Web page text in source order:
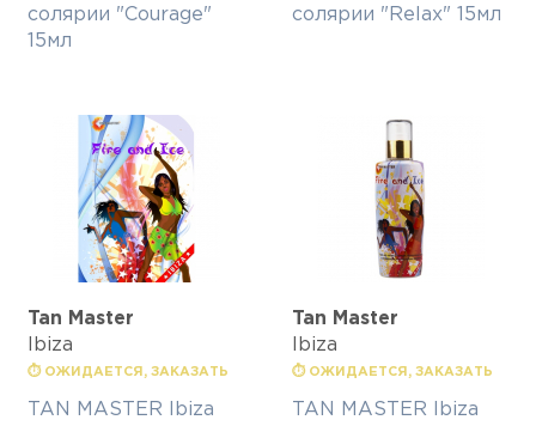
солярии "Courage"
15мл
солярии "Relax" 15мл
Tan Master
Ibiza
⏱ ОЖИДАЕТСЯ, ЗАКАЗАТЬ
TAN MASTER Ibiza
Tan Master
Ibiza
⏱ ОЖИДАЕТСЯ, ЗАКАЗАТЬ
TAN MASTER Ibiza